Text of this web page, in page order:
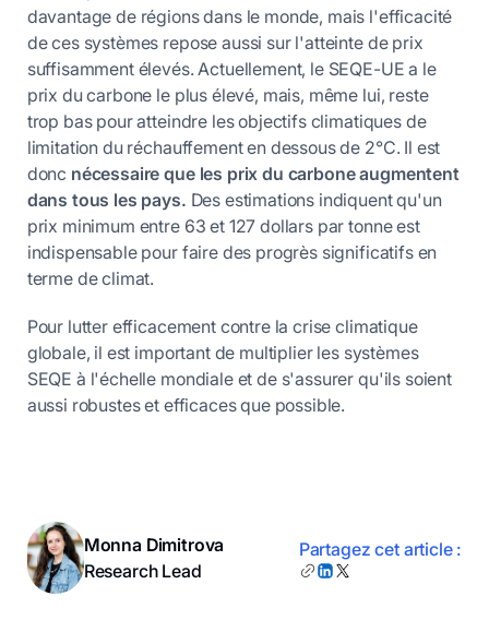
davantage de régions dans le monde, mais l'efficacité
de ces systèmes repose aussi sur l'atteinte de prix
suffisamment élevés. Actuellement, le SEQE-UE a le
prix du carbone le plus élevé, mais, même lui, reste
trop bas pour atteindre les objectifs climatiques de
limitation du réchauffement en dessous de 2°C. Il est
donc nécessaire que les prix du carbone augmentent
dans tous les pays. Des estimations indiquent qu'un
prix minimum entre 63 et 127 dollars par tonne est
indispensable pour faire des progrès significatifs en
terme de climat.
Pour lutter efficacement contre la crise climatique
globale, il est important de multiplier les systèmes
SEQE à l'échelle mondiale et de s'assurer qu'ils soient
aussi robustes et efficaces que possible.
Monna Dimitrova
Research Lead
Partagez cet article :